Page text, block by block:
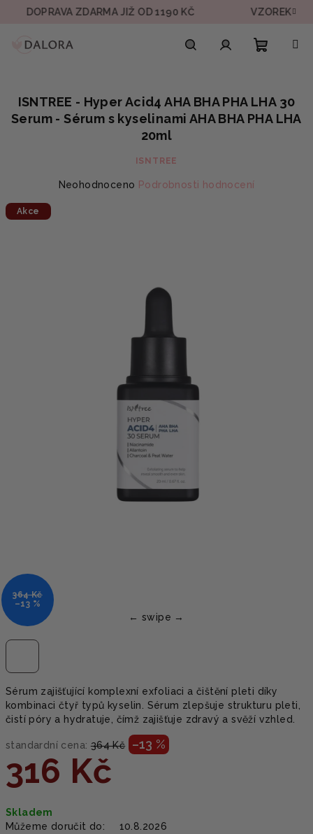
ZDARMA JIŽ OD 1190 KČ VZOREK V KAŽDÉ
košík
Sérum zajišťující komplexní exfoliaci a čištění pleti díky
kombinaci čtyř typů kyselin. Sérum zlepšuje strukturu pleti,
čistí póry a hydratuje, čímž zajišťuje zdravý a svěží vzhled.
standardní cena: 364 Kč –13 %
316 Kč
cena:
Skladem
Můžeme doručit do:
10.8.2026
ISNTREE - Hyper Acid4 AHA BHA PHA LHA 30
Serum - Sérum s kyselinami AHA BHA PHA LHA
20ml
ISNTREE
Průměrné
Neohodnoceno Podrobnosti hodnocení
Akce
364 Kč
–13 %